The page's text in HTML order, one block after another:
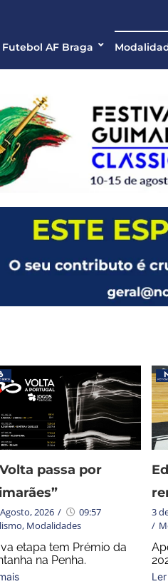
Futebol AF Braga
passa por
2026 /
09:57
, Modalidades
etapa tem Prémio da
na Penha.
3
/